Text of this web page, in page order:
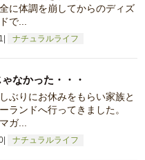
ナチュラルライフ
に体調を崩してからのディズ
で...
ナチュラルライフ
なかった・・・
ぶりにお休みをもらい家族と
ランドへ行ってきました。
ガ...